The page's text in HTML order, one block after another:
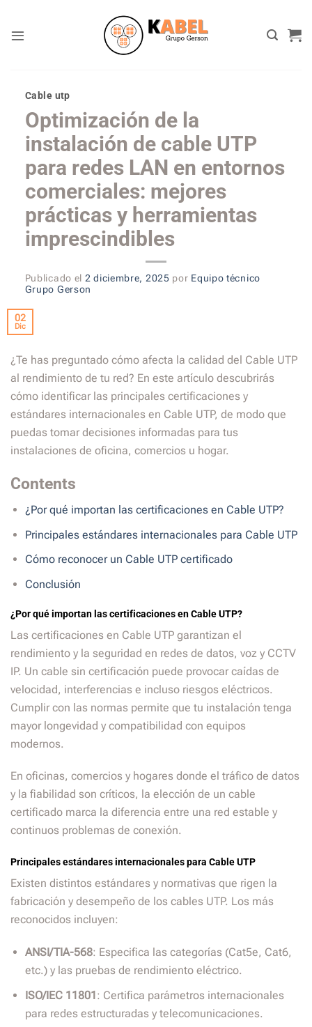
content
Cable utp
Optimización de la
instalación de cable UTP
para redes LAN en entornos
comerciales: mejores
prácticas y herramientas
imprescindibles
Publicado el 2 diciembre, 2025 por Equipo técnico
Grupo Gerson
02
Dic
¿Te has preguntado cómo afecta la calidad del Cable UTP
al rendimiento de tu red? En este artículo descubrirás
cómo identificar las principales certificaciones y
estándares internacionales en Cable UTP, de modo que
puedas tomar decisiones informadas para tus
instalaciones de oficina, comercios u hogar.
Contents
¿Por qué importan las certificaciones en Cable UTP?
Principales estándares internacionales para Cable UTP
Cómo reconocer un Cable UTP certificado
Conclusión
¿Por qué importan las certificaciones en Cable UTP?
Las certificaciones en Cable UTP garantizan el
rendimiento y la seguridad en redes de datos, voz y CCTV
IP. Un cable sin certificación puede provocar caídas de
velocidad, interferencias e incluso riesgos eléctricos.
Cumplir con las normas permite que tu instalación tenga
mayor longevidad y compatibilidad con equipos
modernos.
En oficinas, comercios y hogares donde el tráfico de datos
y la fiabilidad son críticos, la elección de un cable
certificado marca la diferencia entre una red estable y
continuos problemas de conexión.
Principales estándares internacionales para Cable UTP
Existen distintos estándares y normativas que rigen la
fabricación y desempeño de los cables UTP. Los más
reconocidos incluyen:
ANSI/TIA-568: Especifica las categorías (Cat5e, Cat6,
etc.) y las pruebas de rendimiento eléctrico.
ISO/IEC 11801: Certifica parámetros internacionales
para redes estructuradas y telecomunicaciones.